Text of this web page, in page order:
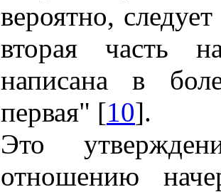
вероятно,
вторая часть
написана в
первая" [10].
Это
отношению